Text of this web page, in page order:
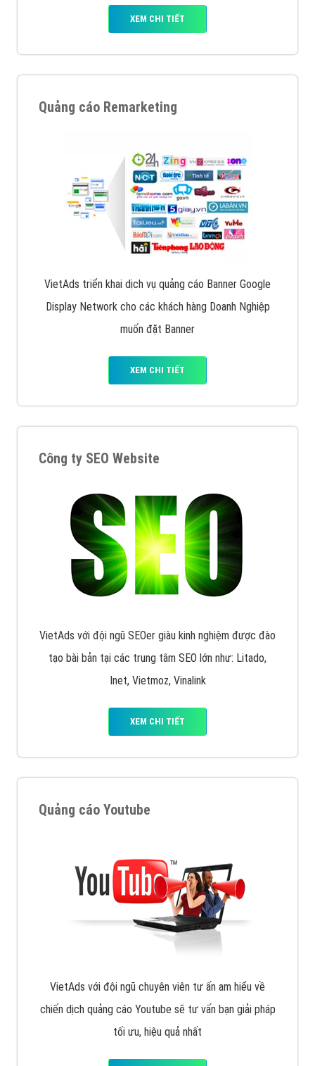
XEM CHI TIẾT
Quảng cáo Remarketing
VietAds triển khai dịch vụ quảng cáo Banner Google
Display Network cho các khách hàng Doanh Nghiệp
muốn đặt Banner
XEM CHI TIẾT
Công ty SEO Website
VietAds với đội ngũ SEOer giàu kinh nghiệm được đào
tạo bài bản tại các trung tâm SEO lớn như: Litado,
Inet, Vietmoz, Vinalink
XEM CHI TIẾT
Quảng cáo Youtube
VietAds với đội ngũ chuyên viên tư ấn am hiểu về
chiến dịch quảng cáo Youtube sẽ tư vấn bạn giải pháp
tối ưu, hiệu quả nhất